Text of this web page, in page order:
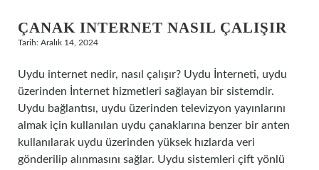
ÇANAK INTERNET NASIL ÇALIŞIR
Tarih: Aralık 14, 2024
Uydu internet nedir, nasıl çalışır? Uydu İnterneti, uydu
üzerinden İnternet hizmetleri sağlayan bir sistemdir.
Uydu bağlantısı, uydu üzerinden televizyon yayınlarını
almak için kullanılan uydu çanaklarına benzer bir anten
kullanılarak uydu üzerinden yüksek hızlarda veri
gönderilip alınmasını sağlar. Uydu sistemleri çift yönlü